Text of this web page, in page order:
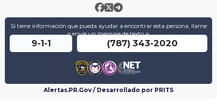

Si tiene información que pueda ayudar a encontrar esta persona, llame
o envíe un mensaje de texto a:
9-1-1 (787) 343-2020
Alertas.PR.Gov / Desarrollado por PRITS